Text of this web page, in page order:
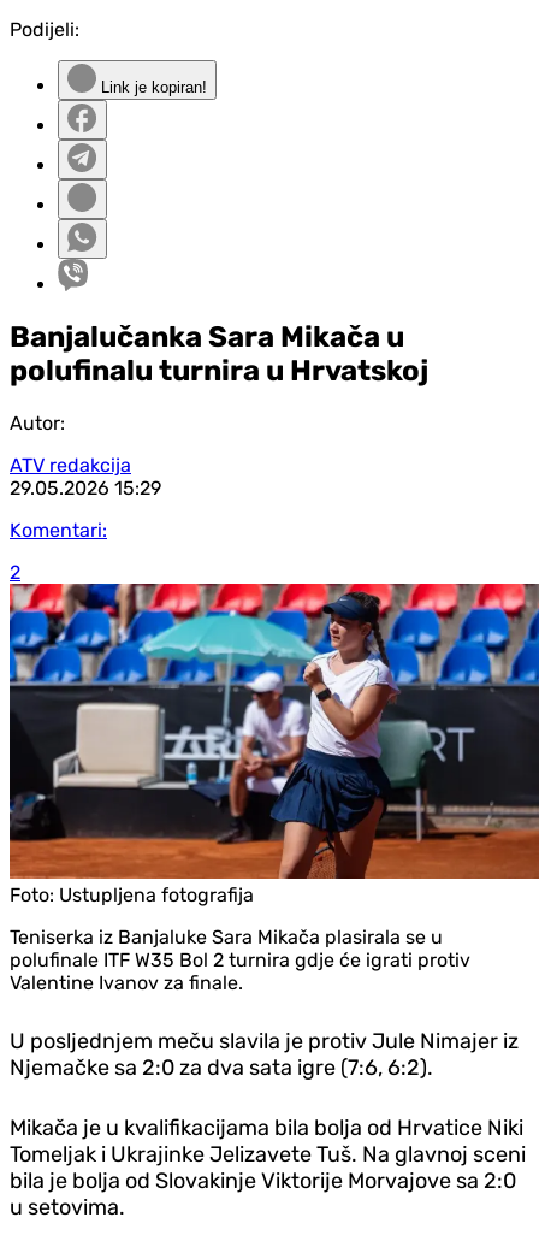
Podijeli:
Link je kopiran!
Banjalučanka Sara Mikača u
polufinalu turnira u Hrvatskoj
Autor:
ATV redakcija
29.05.2026 15:29
Komentari:
2
Foto: Ustupljena fotografija
Teniserka iz Banjaluke Sara Mikača plasirala se u
polufinale ITF W35 Bol 2 turnira gdje će igrati protiv
Valentine Ivanov za finale.
U posljednjem meču slavila je protiv Jule Nimajer iz
Njemačke sa 2:0 za dva sata igre (7:6, 6:2).
Mikača je u kvalifikacijama bila bolja od Hrvatice Niki
Tomeljak i Ukrajinke Jelizavete Tuš. Na glavnoj sceni
bila je bolja od Slovakinje Viktorije Morvajove sa 2:0
u setovima.